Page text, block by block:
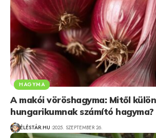
HAGYMA
A makói vöröshagyma: Mitől
hungarikumnak számító hagyma?
ÉLÉSTÁR.HU 2025. SZEPTEMBER 26.